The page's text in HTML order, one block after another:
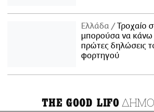
Ελλάδα
Τροχαίο
μπορούσα να κάνω
πρώτες δηλώσεις
φορτηγού
THE GOOD LIFO